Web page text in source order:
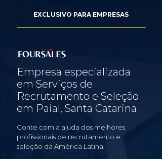
EXCLUSIVO PARA EMPRESAS
Empresa especializada
em Serviços de
Recrutamento e Seleção
em Paial, Santa Catarina
Conte com a ajuda dos melhores
profissionais de recrutamento e
seleção da América Latina.